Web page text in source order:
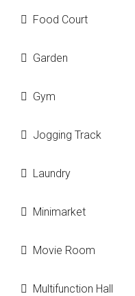
Food Court
Garden
Gym
Jogging Track
Laundry
Minimarket
Movie Room
Multifunction Hall